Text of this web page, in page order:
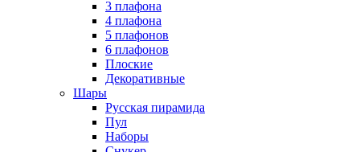
3 плафона
4 плафона
5 плафонов
6 плафонов
Плоские
Декоративные
Шары
Русская пирамида
Пул
Наборы